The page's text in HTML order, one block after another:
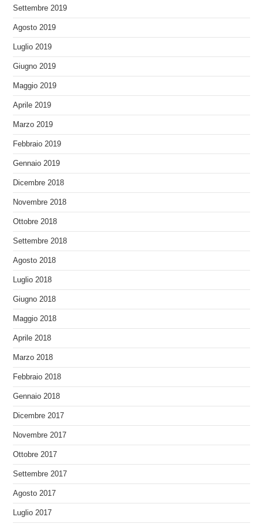
Settembre 2019
Agosto 2019
Luglio 2019
Giugno 2019
Maggio 2019
Aprile 2019
Marzo 2019
Febbraio 2019
Gennaio 2019
Dicembre 2018
Novembre 2018
Ottobre 2018
Settembre 2018
Agosto 2018
Luglio 2018
Giugno 2018
Maggio 2018
Aprile 2018
Marzo 2018
Febbraio 2018
Gennaio 2018
Dicembre 2017
Novembre 2017
Ottobre 2017
Settembre 2017
Agosto 2017
Luglio 2017